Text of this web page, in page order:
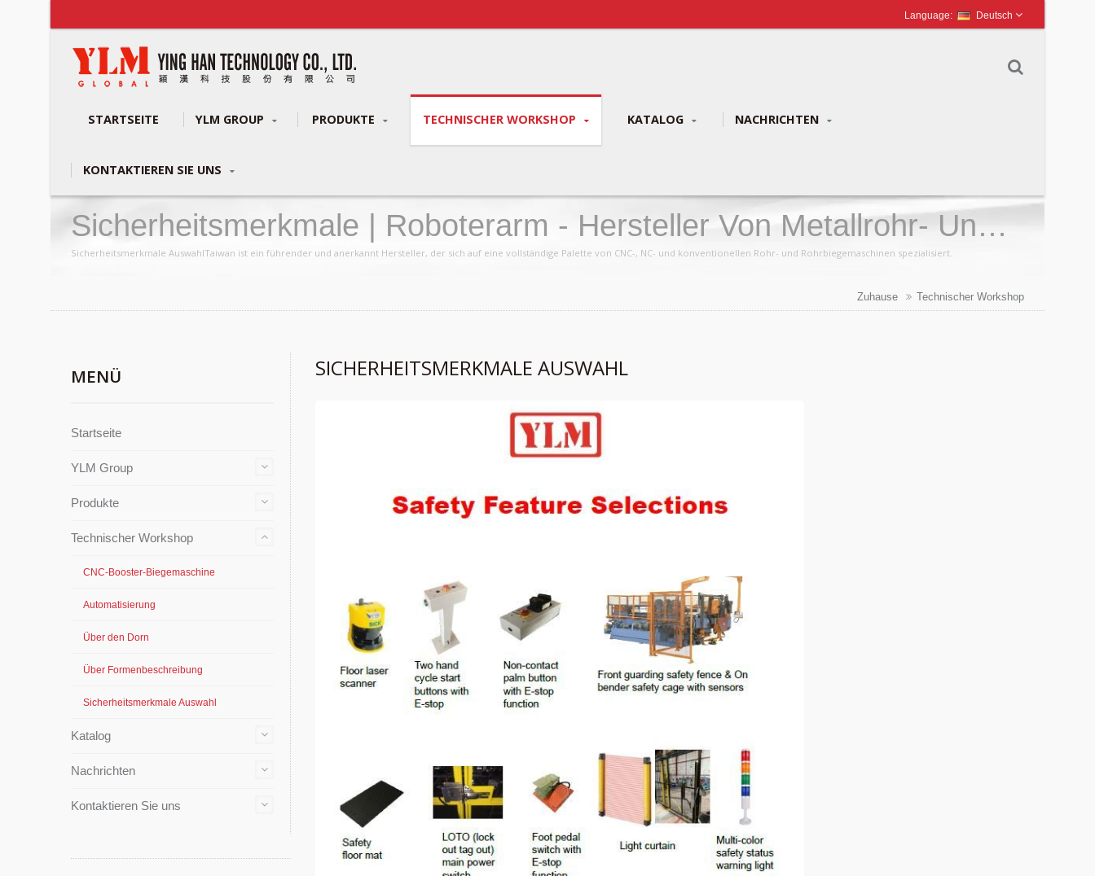
Deutsch
STARTSEITE YLM GROUP PRODUKTE TECHNISCHER WORKSHOP KATALOG NACHRICHTEN
KONTAKTIEREN SIE UNS
Sicherheitsmerkmale | Roboterarm - Hersteller Von Metallrohr- Und
Rohrbiegemaschinen | YLM Group
Sicherheitsmerkmale AuswahlTaiwan ist ein führender und anerkannt Hersteller, der sich auf eine vollständige Palette von CNC-, NC- und konventionellen Rohr- und Rohrbiegemaschinen spezialisiert.
Zuhause Technischer Workshop
MENÜ
Startseite
YLM Group
Produkte
Technischer Workshop
CNC-Booster-Biegemaschine
Automatisierung
Über den Dorn
Über Formenbeschreibung
Sicherheitsmerkmale Auswahl
Katalog
Nachrichten
Kontaktieren Sie uns
SICHERHEITSMERKMALE AUSWAHL